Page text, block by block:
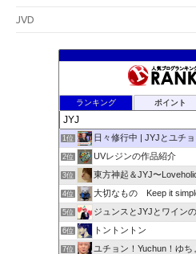
JVD
ランキング ポイント
1位 日々修行中 | JYJとユチ
2位 UVレジンの作品紹介
3位 東方神起＆JYJ〜
4位 大切なもの Keep it
5位 ジュンスとJYJとワイン
6位 トントントン
7位 ユチョン！Yuchun！ゆち